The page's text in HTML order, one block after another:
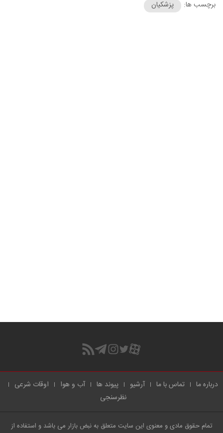
برچسب ها: پزشکیان
درباره ما تماس با ما آرشیو پیوند ها آب و هوا
اوقات شرعی
نظرسنجی
تمام حقوق مادی و معنوی این سایت متعلق به نبض بازار می باشد و استفاده از